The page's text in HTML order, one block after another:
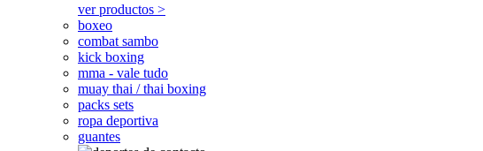
ver productos >
boxeo
combat sambo
kick boxing
mma - vale tudo
muay thai / thai boxing
packs sets
ropa deportiva
guantes